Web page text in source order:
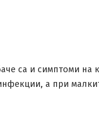
са и симптоми на
а при